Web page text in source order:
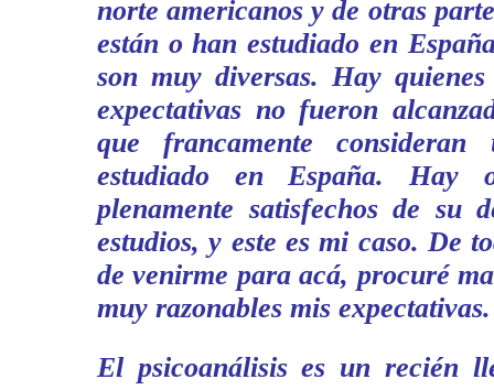
norte americanos y de otras
están o han estudiado en
son muy diversas. Hay
expectativas no fueron
que francamente
estudiado en España. Hay
plenamente satisfechos de su
estudios, y este es mi caso. De
de venirme para acá, procuré
muy razonables mis expectativas.
El psicoanálisis es un recién